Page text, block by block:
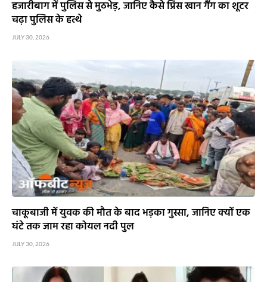
हजारीबाग में पुलिस से मुठभेड़, जानिए कैसे प्रिंस खान गैंग का शूटर
चढ़ा पुलिस के हत्थे
JULY 30, 2026
चाकूबाजी में युवक की मौत के बाद भड़का गुस्सा, जानिए क्यों एक
घंटे तक जाम रहा कोयल नदी पुल
JULY 30, 2026